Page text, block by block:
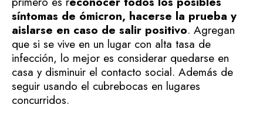
síntomas de ómicron, hacerse la prueba y
aislarse en caso de salir positivo. Agregan
que si se vive en un lugar con alta tasa de
infección, lo mejor es considerar quedarse en
casa y disminuir el contacto social. Además de
seguir usando el cubrebocas en lugares
concurridos.